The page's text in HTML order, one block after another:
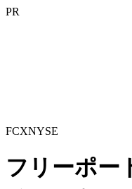
PR
FCXNYSE
フリーポー